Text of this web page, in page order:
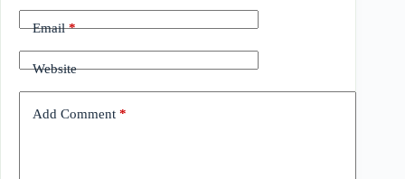
Email*
Website
Add Comment *